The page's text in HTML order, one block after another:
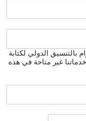
بالتنسيق الدولي لكتابة
غير متاحة في هذه